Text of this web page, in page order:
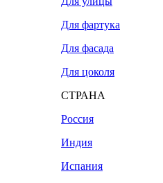
Для фартука
Для фасада
Для цоколя
СТРАНА
Россия
Индия
Испания